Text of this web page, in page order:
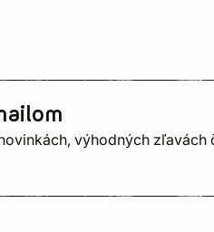
výhodných zľavách